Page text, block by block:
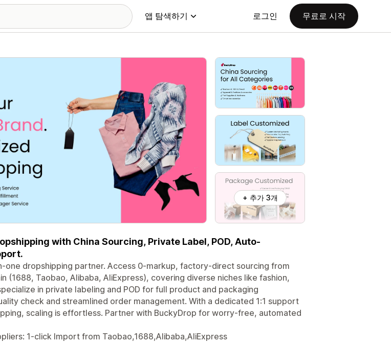
앱 탐색하기 로그인 무료로 시작
+ 추가 3개
with China Sourcing, Private Label, POD, Auto-
one dropshipping partner. Access 0-markup, factory-direct sourcing from
(1688, Taobao, Alibaba, AliExpress), covering diverse niches like fashion,
in private labeling and POD for full product and packaging
check and streamlined order management. With a dedicated 1:1 support
scaling is effortless. Partner with BuckyDrop for worry-free, automated
1-click Import from Taobao,1688,Alibaba,AliExpress